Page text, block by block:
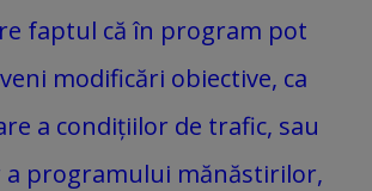
faptul că în program pot
modificări obiective, ca
a condițiilor de trafic, sau
a programului mănăstirilor,